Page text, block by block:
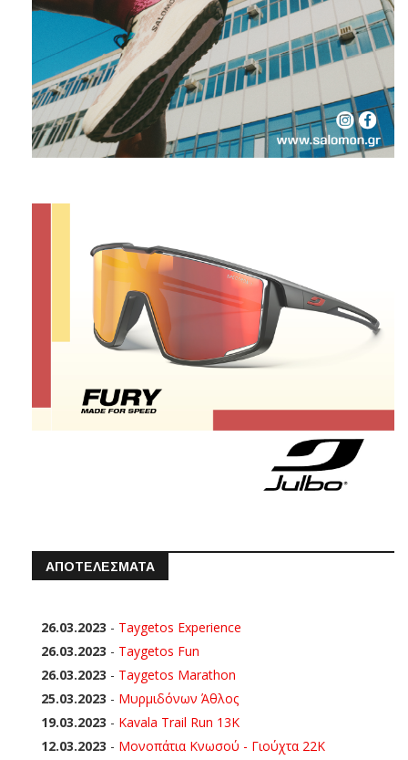
ΑΠΟΤΕΛΕΣΜΑΤΑ
26.03.2023 - Taygetos Experience
26.03.2023 - Taygetos Fun
26.03.2023 - Taygetos Marathon
25.03.2023 - Μυρμιδόνων Άθλος
19.03.2023 - Kavala Trail Run 13K
12.03.2023 - Μονοπάτια Κνωσού - Γιούχτα 22Κ